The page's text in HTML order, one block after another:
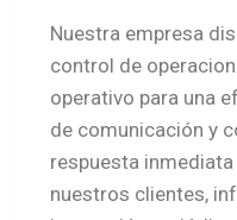
Nuestra empresa
control de
operativo para una
de comunicación y
respuesta
nuestros clientes,